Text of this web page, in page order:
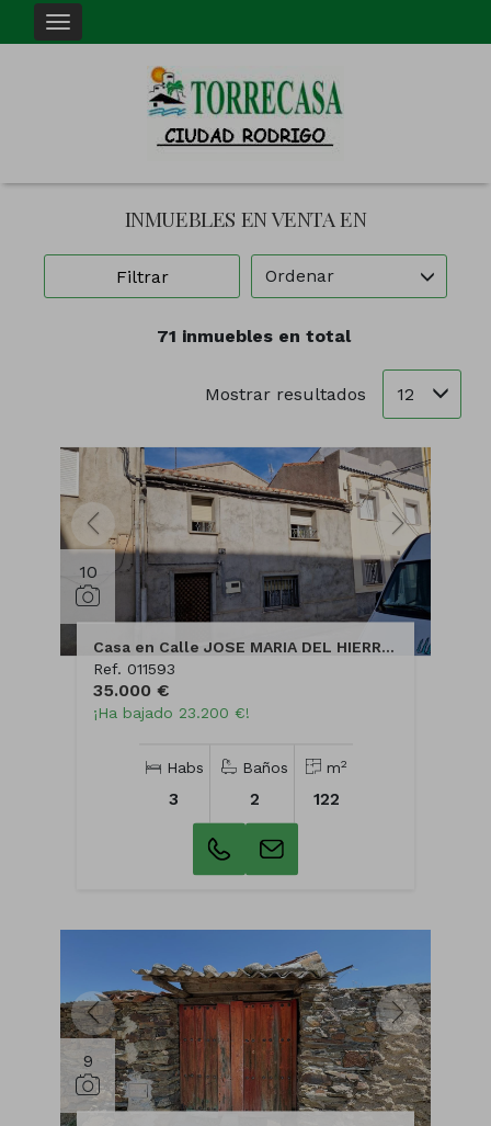
INMUEBLES EN VENTA EN
Filtrar Ordenar
71 inmuebles en total
Mostrar resultados 12
10
Casa en Calle JOSE MARIA DEL HIERRO, 45
Ref. 011593
35.000 €
¡Ha bajado 23.200 €!
Habs
3
Baños
2
m2
122
9